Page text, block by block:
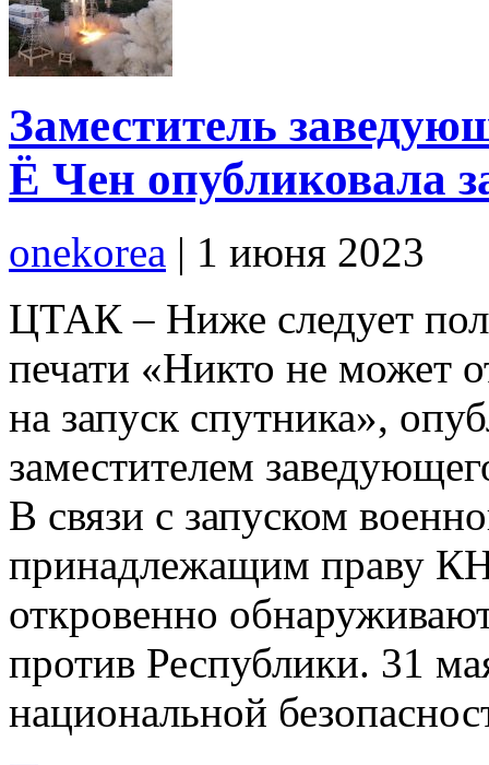
Заместитель
Ё Чен опубликовала
onekorea | 1 июня 2023
ЦТАК – Ниже следует
печати «Никто не может
на запуск спутника»,
заместителем
В связи с запуском
принадлежащим праву
откровенно
против Республики. 31
национальной